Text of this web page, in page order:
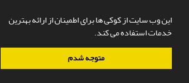
این وب سایت از کوکی ها برای اطمینان از ارائه بهترین
خدمات استفاده می کند.
متوجه شدم
سامانه مدیریت نشریات علمی.طراحی و پیاده سازی از